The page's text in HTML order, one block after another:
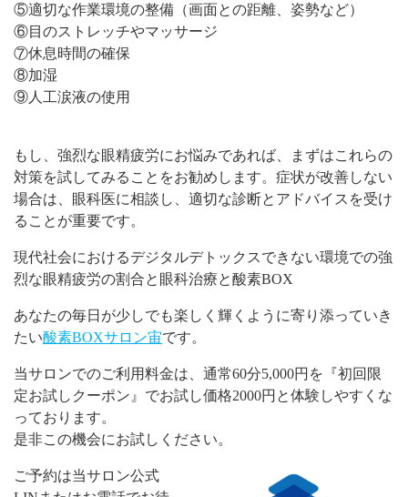
⑤適切な作業環境の整備（画面との距離、姿勢など）
⑥目のストレッチやマッサージ
⑦休息時間の確保
⑧加湿
⑨人工涙液の使用
もし、強烈な眼精疲労にお悩みであれば、まずはこれらの
対策を試してみることをお勧めします。症状が改善しない
場合は、眼科医に相談し、適切な診断とアドバイスを受け
ることが重要です。
現代社会におけるデジタルデトックスできない環境での強
烈な眼精疲労の割合と眼科治療と酸素BOX
あなたの毎日が少しでも楽しく輝くように寄り添っていき
たい酸素BOXサロン宙です。
当サロンでのご利用料金は、通常60分5,000円を『初回限
定お試しクーポン』でお試し価格2000円と体験しやすくな
っております。
是非この機会にお試しください。
ご予約は当サロン公式